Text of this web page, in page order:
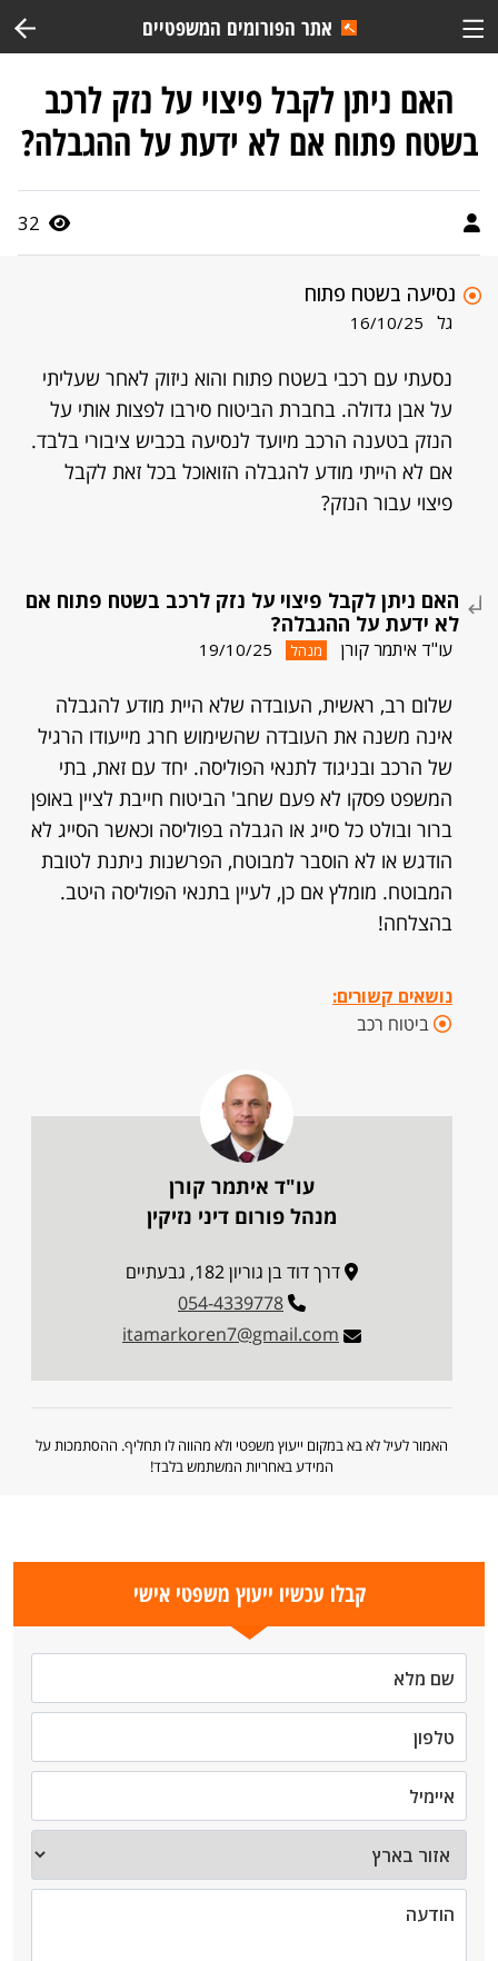
אתר הפורומים המשפטיים
האם ניתן לקבל פיצוי על נזק לרכב
בשטח פתוח אם לא ידעת על ההגבלה?
32
נסיעה בשטח פתוח
גל 16/10/25
נסעתי עם רכבי בשטח פתוח והוא ניזוק לאחר שעליתי
על אבן גדולה. בחברת הביטוח סירבו לפצות אותי על
הנזק בטענה הרכב מיועד לנסיעה בכביש ציבורי בלבד.
אם לא הייתי מודע להגבלה הזואוכל בכל זאת לקבל
פיצוי עבור הנזק?
האם ניתן לקבל פיצוי על נזק לרכב בשטח פתוח אם
לא ידעת על ההגבלה?
עו"ד איתמר קורן מנהל 19/10/25
שלום רב, ראשית, העובדה שלא היית מודע להגבלה
אינה משנה את העובדה שהשימוש חרג מייעודו הרגיל
של הרכב ובניגוד לתנאי הפוליסה. יחד עם זאת, בתי
המשפט פסקו לא פעם שחב' הביטוח חייבת לציין באופן
ברור ובולט כל סייג או הגבלה בפוליסה וכאשר הסייג לא
הודגש או לא הוסבר למבוטח, הפרשנות ניתנת לטובת
המבוטח. מומלץ אם כן, לעיין בתנאי הפוליסה היטב.
בהצלחה!
נושאים קשורים:
ביטוח רכב
עו"ד איתמר קורן
מנהל פורום דיני נזיקין
דרך דוד בן גוריון 182, גבעתיים
054-4339778
itamarkoren7@gmail.com
האמור לעיל לא בא במקום ייעוץ משפטי ולא מהווה לו תחליף. ההסתמכות על
המידע באחריות המשתמש בלבד!
קבלו עכשיו ייעוץ משפטי אישי